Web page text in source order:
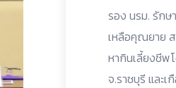
รอง นรม. รักษ
เหลือคุณยาย
หากินเลี้ยงชีพ
จ.ราชบุรี และเ